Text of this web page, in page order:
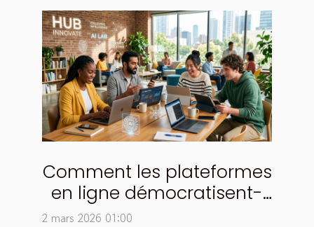
Comment les plateformes
en ligne démocratisent-
elles l'accès aux
2 mars 2026 01:00